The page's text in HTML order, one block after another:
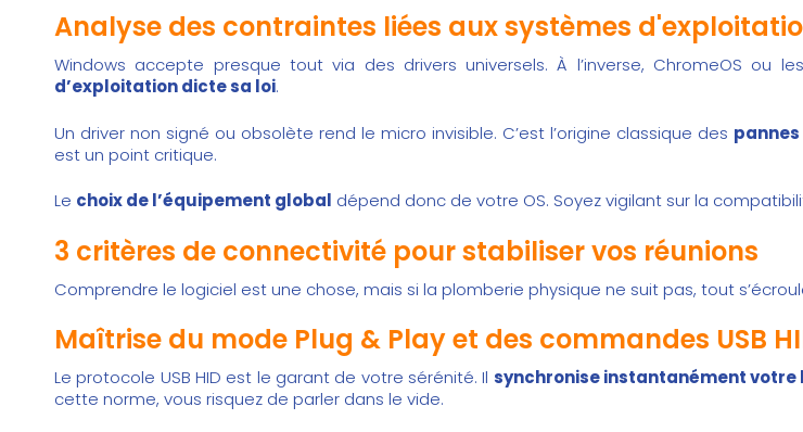
Analyse des contraintes liées aux systèmes
Windows accepte presque tout via des drivers universels. À l’inverse, ChromeOS ou
d’exploitation dicte sa loi.
Un driver non signé ou obsolète rend le micro invisible. C’est l’origine classique des
est un point critique.
Le choix de l’équipement global dépend donc de votre OS. Soyez vigilant sur la
3 critères de connectivité pour stabiliser vos réunions
Comprendre le logiciel est une chose, mais si la plomberie physique ne suit pas, tout
Maîtrise du mode Plug & Play et des commandes USB
Le protocole USB HID est le garant de votre sérénité. Il synchronise instantanément votre
cette norme, vous risquez de parler dans le vide.